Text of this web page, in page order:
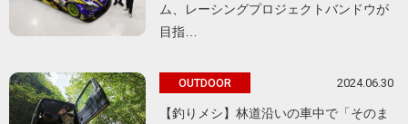
ム、レーシングプロジェクトバンドウが
目指…
OUTDOOR 2024.06.30
【釣りメシ】林道沿いの車中で「そのま